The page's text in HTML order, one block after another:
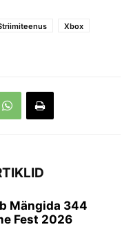
Xbox
Mängida 344
Fest 2026